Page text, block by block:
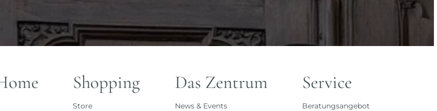
Shopping
Store
Das Zentrum
News & Events
Service
Beratungsangebot